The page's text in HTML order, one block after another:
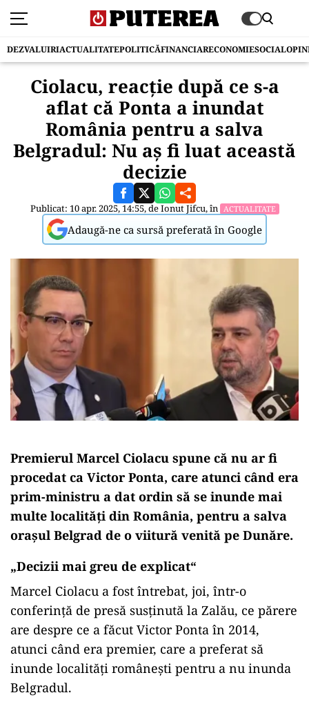
DEZVALUIRIACTUALITATEPOLITICĂFINANCIARECONOMIESOCIAL
Ciolacu, reacţie după ce s-a
aflat că Ponta a inundat
România pentru a salva
Belgradul: Nu aş fi luat această
decizie
Publicat: 10 apr. 2025, 14:55, deIonut Jifcu, în ACTUALITATE
Adaugă-ne ca sursă preferată în Google
Premierul Marcel Ciolacu spune că nu ar fi
procedat ca Victor Ponta, care atunci când era
prim-ministru a dat ordin să se inunde mai
multe localităţi din România, pentru a salva
oraşul Belgrad de o viitură venită pe Dunăre.
„Decizii mai greu de explicat“
Marcel Ciolacu a fost întrebat, joi, într-o
conferinţă de presă susţinută la Zalău, ce părere
are despre ce a făcut Victor Ponta în 2014,
atunci când era premier, care a preferat să
inunde localităţi româneşti pentru a nu inunda
Belgradul.